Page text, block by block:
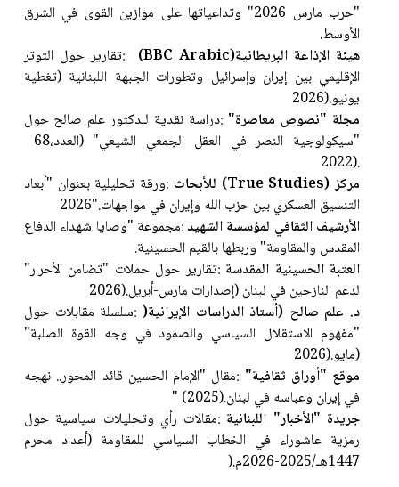
"حرب مارس 2026" وتداعياتها على موازين القوى في الشرق
الأوسط.
هيئة الإذاعة البريطانية(BBC Arabic)
:تقارير حول التوتر
الإقليمي بين إيران وإسرائيل وتطورات الجبهة اللبنانية (تغطية
يونيو2026).
مجلة "نصوص معاصرة"
:دراسة نقدية للدكتور علم صالح حول
"سيكولوجية النصر في العقل الجمعي الشيعي" (العدد68،
2022).
مركز(True Studies) للأبحاث :ورقة تحليلية بعنوان "أبعاد
التنسيق العسكري بين حزب الله وإيران في مواجهات2026".
الأرشيف الثقافي لمؤسسة الشهيد:مجموعة "وصايا شهداء الدفاع
المقدس والمقاومة" وربطها بالقيم الحسينية.
العتبة الحسينية المقدسة :تقارير حول حملات "تضامن الأحرار"
لدعم النازحين في لبنان (إصدارات مارس-أبريل2026).
د. علم صالح (أستاذ الدراسات الإيرانية)
:سلسلة مقابلات حول
"مفهوم الاستقلال السياسي والصمود في وجه القوة الصلبة"
(مايو2026).
موقع "أوراق ثقافية"
:مقال "الإمام الحسين قائد المحور.. نهجه
في إيران وعباسه في لبنان" (2025).
جريدة "الأخبار" اللبنانية :مقالات رأي وتحليلات سياسية حول
رمزية عاشوراء في الخطاب السياسي للمقاومة (أعداد محرم
1447هـ/2025-2026م
).